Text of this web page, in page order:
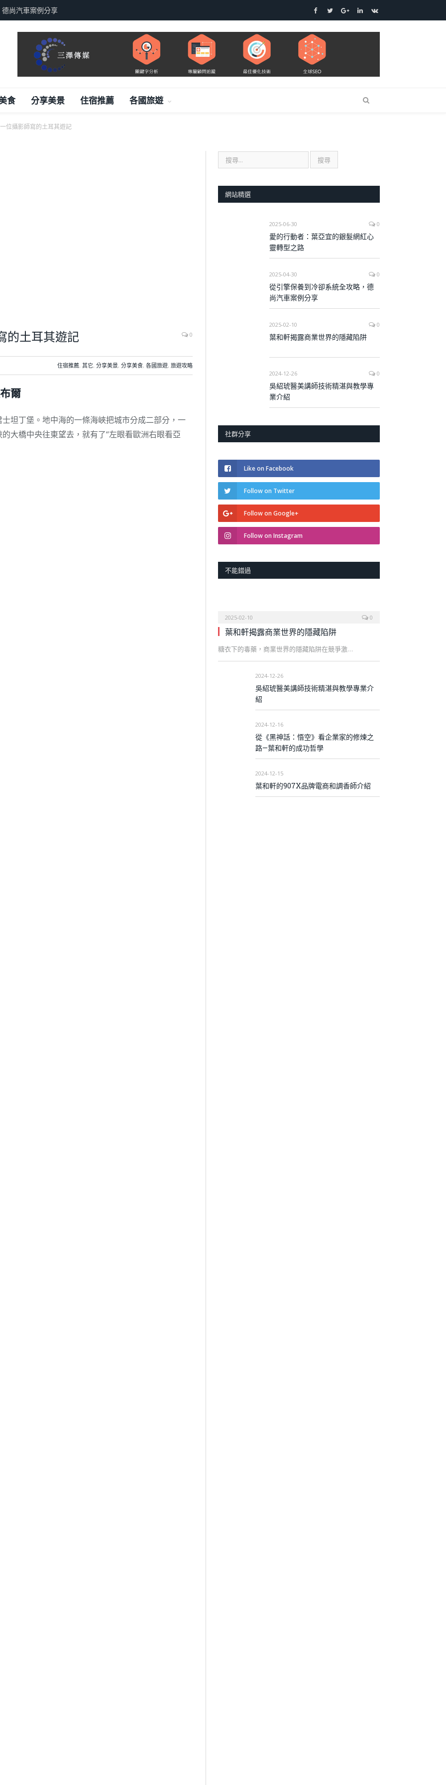
尚汽車案例分享 Facebook
TwitterGoogle+LinkedIn
VK
食 分享美景 住宿推薦 各國旅遊
位攝影師寫的土耳其遊記
的土耳其遊記 0
住宿推薦, 其它, 分享美景, 分享美食, 各國旅遊, 旅遊攻略
爾
坦丁堡。地中海的一條海峽把城市分成二部分，一
大橋中央往東望去，就有了“左眼看歐洲右眼看亞
網站精選
2025-06-30 0
愛的行動者：葉亞宜的銀髮網紅心
靈轉型之路
2025-04-30 0
從引擎保養到冷卻系統全攻略，德
尚汽車案例分享
2025-02-10 0
葉和軒揭露商業世界的隱藏陷阱
2024-12-26 0
吳紹琥醫美講師技術精湛與教學專
業介紹
社群分享
Like on Facebook
Follow on Twitter
Follow on Google+
Follow on Instagram
不能錯過
2025-02-10 0
葉和軒揭露商業世界的隱藏陷阱
糖衣下的毒藥，商業世界的隱藏陷阱在競爭激…
2024-12-26
吳紹琥醫美講師技術精湛與教學專業介
紹
2024-12-16
從《黑神話：悟空》看企業家的修煉之
路—葉和軒的成功哲學
2024-12-15
葉和軒的907X品牌電商和調香師介紹